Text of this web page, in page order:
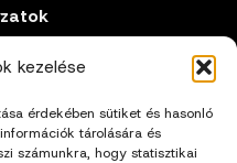
kezelése
érdekében sütiket és hasonló
tárolására és
számunkra, hogy statisztikai
Feltételek